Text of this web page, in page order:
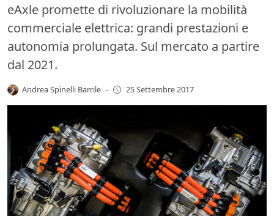
eAxle promette di rivoluzionare la mobilità
commerciale elettrica: grandi prestazioni e
autonomia prolungata. Sul mercato a partire
dal 2021.
Andrea Spinelli Barrile - 25 Settembre 2017